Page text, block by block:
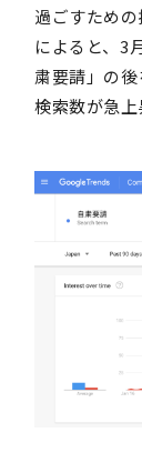
過ごすため
によると、3
粛要請」の
検索数が急上